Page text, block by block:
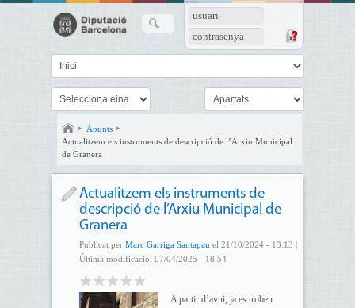
usuari
contrasenya
Apunts
Actualitzem els instruments de descripció de l’Arxiu Municipal
de Granera
Actualitzem els instruments de
descripció de l’Arxiu Municipal de
Granera
Publicat per Marc Garriga Santapau el 21/10/2024 - 13:13 |
Última modificació: 07/04/2025 - 18:54
A partir d’avui, ja es troben